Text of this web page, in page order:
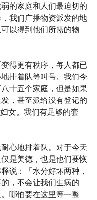
的家庭和人们最迫切的
我们广播物资派发的地
以得到他们所需的物
得更有秩序，每人都已
排着队等叫号。我们今
十五个家庭，但是如果
，甚至派给没有登记的
女。我们有足够的套
心地排着队。对于今天
是美德，也是他们要恢
说：「水分好坏两种，
，不会让我们生病的
哪怕要在这里等一整